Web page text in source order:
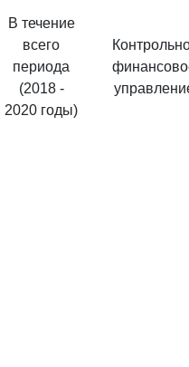
В течение
всего
периода
(2018 -
2020 годы)